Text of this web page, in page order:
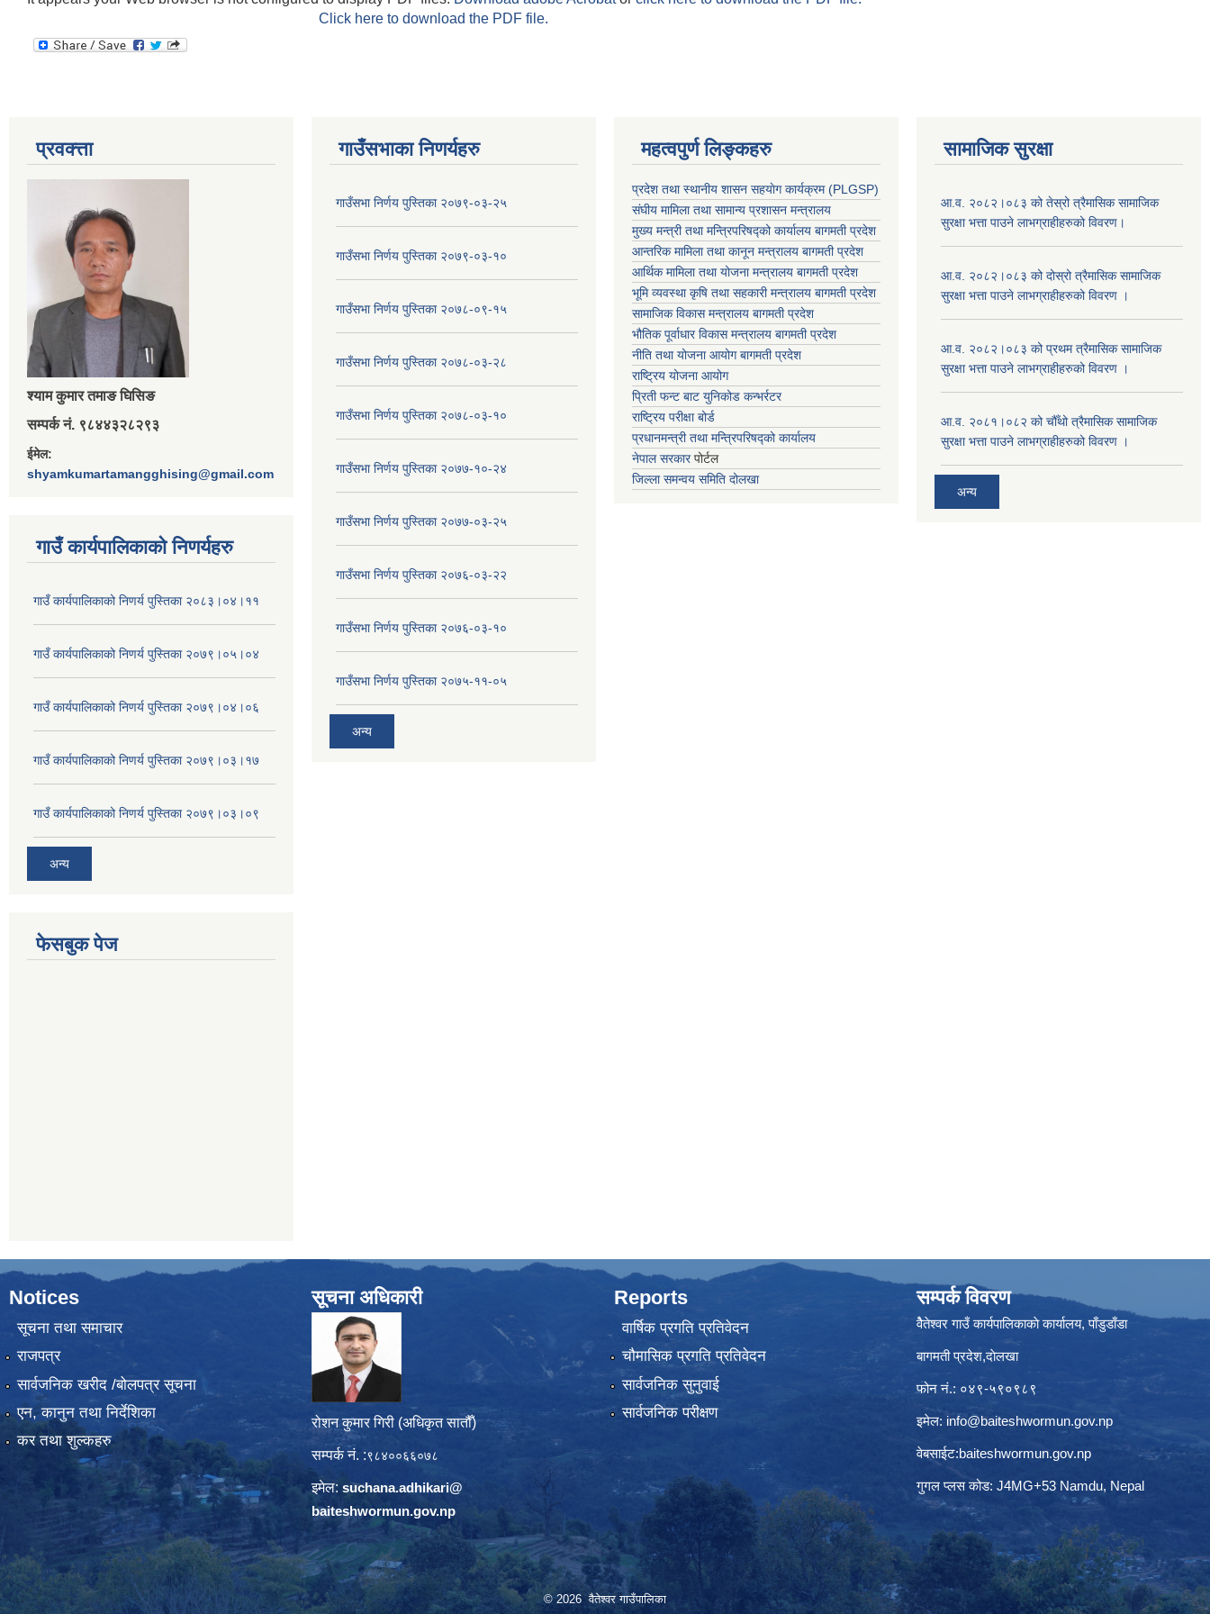
Click here to download the PDF file.
प्रवक्त्ता
श्‍याम कुमार तमाङ घिसिङ
सम्पर्क नं. ९८४४३२८२९३
ईमेल:
shyamkumartamangghising@gmail.com
गाउँ कार्यपालिकाकाे निणर्यहरु
गाउँ कार्यपालिकाको निणर्य पुस्तिका २०८३।०४।११
गाउँ कार्यपालिकाको निणर्य पुस्तिका २०७९।०५।०४
गाउँ कार्यपालिकाको निणर्य पुस्तिका २०७९।०४।०६
गाउँ कार्यपालिकाको निणर्य पुस्तिका २०७९।०३।१७
गाउँ कार्यपालिकाको निणर्य पुस्तिका २०७९।०३।०९
अन्य
गाउँसभाका निणर्यहरु
गाउँसभा निर्णय पुस्तिका २०७९-०३-२५
गाउँसभा निर्णय पुस्तिका २०७९-०३-१०
गाउँसभा निर्णय पुस्तिका २०७८-०९-१५
गाउँसभा निर्णय पुस्तिका २०७८-०३-२८
गाउँसभा निर्णय पुस्तिका २०७८-०३-१०
गाउँसभा निर्णय पुस्तिका २०७७-१०-२४
गाउँसभा निर्णय पुस्तिका २०७७-०३-२५
गाउँसभा निर्णय पुस्तिका २०७६-०३-२२
गाउँसभा निर्णय पुस्तिका २०७६-०३-१०
गाउँसभा निर्णय पुस्तिका २०७५-११-०५
अन्य
महत्वपुर्ण लिङ्कहरु
प्रदेश तथा स्थानीय शासन सहयाेग कार्यक्रम (PLGSP)
संघीय मामिला तथा सामान्य प्रशासन मन्त्रालय
मुख्य मन्त्री तथा मन्त्रिपरिषद्को कार्यालय बागमती प्रदेश
आन्तरिक मामिला तथा कानून मन्त्रालय बागमती प्रदेश
आर्थिक मामिला तथा योजना मन्त्रालय बागमती प्रदेश
भूमि व्यवस्था कृषि तथा सहकारी मन्त्रालय बागमती प्रदेश
सामाजिक विकास मन्त्रालय बागमती प्रदेश
भौतिक पूर्वाधार विकास मन्त्रालय बागमती प्रदेश
नीति तथा योजना आयोग बागमती प्रदेश
राष्ट्रिय योजना आयोग
प्रिती फन्ट बाट युनिकोड कन्भर्रटर
राष्ट्रिय परीक्षा बोर्ड
प्रधानमन्त्री तथा मन्त्रिपरिषद्को कार्यालय
नेपाल सरकारपोर्टल
जिल्ला समन्वय समिति दोलखा
सामाजिक सुरक्षा
आ.व. २०८२।०८३ को तेस्रो त्रैमासिक सामाजिक
सुरक्षा भत्ता पाउने लाभग्राहीहरुको विवरण।
आ.व. २०८२।०८३ को दोस्रो त्रैमासिक सामाजिक
सुरक्षा भत्ता पाउने लाभग्राहीहरुको विवरण ।
आ.व. २०८२।०८३ को प्रथम त्रैमासिक सामाजिक
सुरक्षा भत्ता पाउने लाभग्राहीहरुको विवरण ।
आ.व. २०८१।०८२ को चौँथो त्रैमासिक सामाजिक
सुरक्षा भत्ता पाउने लाभग्राहीहरुको विवरण ।
अन्य
फेसबुक पेज
Notices
सूचना तथा समाचार
राजपत्र
सार्वजनिक खरीद /बोलपत्र सूचना
एन, कानुन तथा निर्देशिका
कर तथा शुल्कहरु
सूचना अधिकारी
रोशन कुमार गिरी (अधिकृत सातौँ)
सम्पर्क नं. :९८४००६६०७८
इमेल: suchana.adhikari@
baiteshwormun.gov.np
Reports
वार्षिक प्रगति प्रतिवेदन
चौमासिक प्रगति प्रतिवेदन
सार्वजनिक सुनुवाई
सार्वजनिक परीक्षण
सम्पर्क विवरण
वैेतेश्वर गाउँ कार्यपालिकाकाे कार्यालय, पाँडुडाँडा
बागमती‌ प्रदेश,दाेलखा
फोन नं.: ०४९-५९०९८९
इमेल: info@baiteshwormun.gov.np
वेबसाईट:baiteshwormun.gov.np
गुगल प्लस कोड: J4MG+53 Namdu, Nepal
© 2026 वैतेश्वर गाउँपालिका